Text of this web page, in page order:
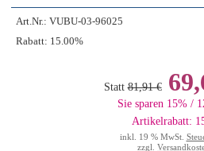
Art.Nr.: VUBU-03-96025
Rabatt: 15.00%
Statt 81,91 €
Sie sparen 15% /
Artikelrabatt:
inkl. 19 % MwSt.
zzgl.